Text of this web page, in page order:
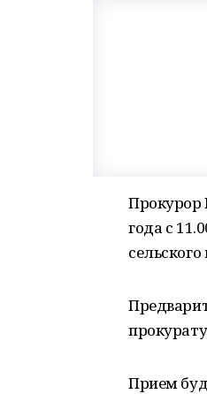
Прокурор
года с
Прием